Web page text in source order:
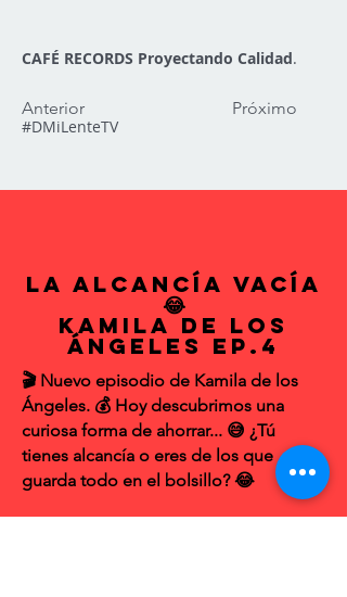
Anterior Próximo
CAFÉ RECORDS Proyectando Calidad.
#DMiLenteTV
La Alcancía Vacía
😂
Kamila de los
Ángeles EP.4
🎬 Nuevo episodio de Kamila de los
Ángeles. 💰 Hoy descubrimos una
curiosa forma de ahorrar... 😅 ¿Tú
tienes alcancía o eres de los que
guarda todo en el bolsillo? 😂